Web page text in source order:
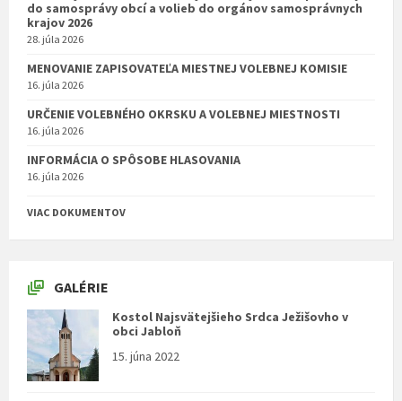
do samosprávy obcí a volieb do orgánov samosprávnych
krajov 2026
28. júla 2026
MENOVANIE ZAPISOVATEĽA MIESTNEJ VOLEBNEJ KOMISIE
16. júla 2026
URČENIE VOLEBNÉHO OKRSKU A VOLEBNEJ MIESTNOSTI
16. júla 2026
INFORMÁCIA O SPÔSOBE HLASOVANIA
16. júla 2026
VIAC DOKUMENTOV
GALÉRIE
Kostol Najsvätejšieho Srdca Ježišovho v
obci Jabloň
15. júna 2022